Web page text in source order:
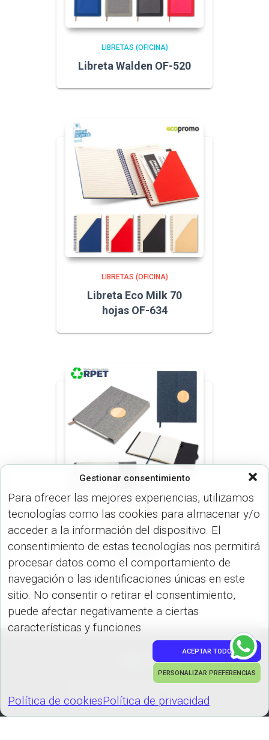
Gestionar consentimiento
Para ofrecer las mejores experiencias, utilizamos
tecnologías como las cookies para almacenar y/o
acceder a la información del dispositivo. El
consentimiento de estas tecnologías nos permitirá
procesar datos como el comportamiento de
navegación o las identificaciones únicas en este
sitio. No consentir o retirar el consentimiento,
puede afectar negativamente a ciertas
características y funciones.
ACEPTAR TODO
PERSONALIZAR PREFERENCIAS
Política de cookiesPolítica de privacidad
LIBRETAS (OFICINA)
Libreta Walden OF-520
LIBRETAS (OFICINA)
Libreta Eco Milk 70
hojas OF-634
LIBRETAS (OFICINA)
Libreta Scorpius RPET